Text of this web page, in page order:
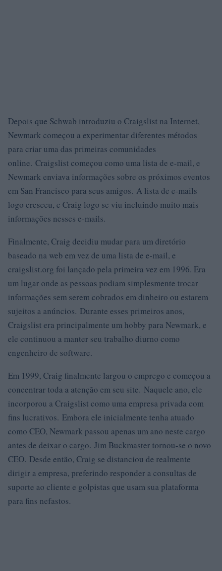
Depois que Schwab introduziu o Craigslist na Internet,
Newmark começou a experimentar diferentes métodos
para criar uma das primeiras comunidades
online. Craigslist começou como uma lista de e-mail, e
Newmark enviava informações sobre os próximos eventos
em San Francisco para seus amigos. A lista de e-mails
logo cresceu, e Craig logo se viu incluindo muito mais
informações nesses e-mails.
Finalmente, Craig decidiu mudar para um diretório
baseado na web em vez de uma lista de e-mail, e
craigslist.org foi lançado pela primeira vez em 1996. Era
um lugar onde as pessoas podiam simplesmente trocar
informações sem serem cobrados em dinheiro ou estarem
sujeitos a anúncios. Durante esses primeiros anos,
Craigslist era principalmente um hobby para Newmark, e
ele continuou a manter seu trabalho diurno como
engenheiro de software.
Em 1999, Craig finalmente largou o emprego e começou a
concentrar toda a atenção em seu site. Naquele ano, ele
incorporou a Craigslist como uma empresa privada com
fins lucrativos. Embora ele inicialmente tenha atuado
como CEO, Newmark passou apenas um ano neste cargo
antes de deixar o cargo. Jim Buckmaster tornou-se o novo
CEO. Desde então, Craig se distanciou de realmente
dirigir a empresa, preferindo responder a consultas de
suporte ao cliente e golpistas que usam sua plataforma
para fins nefastos.